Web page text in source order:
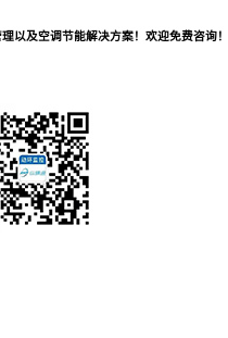
以及空调节能解决方案！欢迎免费咨询！